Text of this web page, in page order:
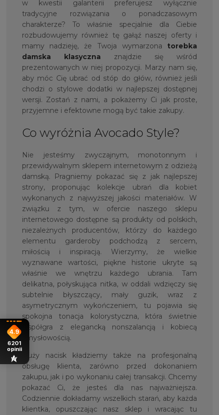
w kwestii galanterii preferujesz wyłącznie
tradycyjne rozwiązania o ponadczasowym
charakterze? To właśnie specjalnie dla Ciebie
rozbudowujemy również tę gałąź naszej oferty i
mamy nadzieję, że Twoja wymarzona torebka
damska klasyczna znajdzie się wśród
prezentowanych w niej propozycji. Marzy nam się,
aby móc Cię ubrać od stóp do głów, również jeśli
chodzi o stylowe dodatki w najlepszej dostępnej
wersji. Zostań z nami, a pokażemy Ci jak proste,
przyjemne i efektowne mogą być takie zakupy.
Co wyróżnia Avocado Style?
Nie jesteśmy zwyczajnym, monotonnym i
przewidywalnym sklepem internetowym z odzieżą
damską. Pragniemy pokazać się z jak najlepszej
strony, proponując kolekcje ubrań dla kobiet
wykonanych z najwyższej jakości materiałów. W
związku z tym, w ofercie naszego sklepu
internetowego dostępne są produkty od polskich,
niezależnych producentów, którzy do każdego
elementu garderoby podchodzą z sercem,
miłością i inspiracją. Wierzymy, że wielkie
wyznawane wartości, piękne historie ukryte są
właśnie we wnętrzu każdego ubrania. Tam
delikatna, połyskująca nitka, w oddali wdzięczy się
subtelnie błyszczący, mały guzik, wraz z
asymetrycznym wykończeniem, tu pojawia się
spokojna tonacja kolorystyczna, która świetnie
współgra z elegancką nonszalancją i kobiecą
zmysłowością.
Duży nacisk kładziemy także na profesjonalną
obsługę klienta, zarówno przed dokonaniem
zakupu, jak i po wykonaniu całej transakcji. Chcemy
pokazać Ci, że jesteś dla nas najważniejsza.
Codziennie dokładamy wszelkich starań, aby każda
klientka, opuszczając nasz sklep i wracając tu
4.9
6201
opinii